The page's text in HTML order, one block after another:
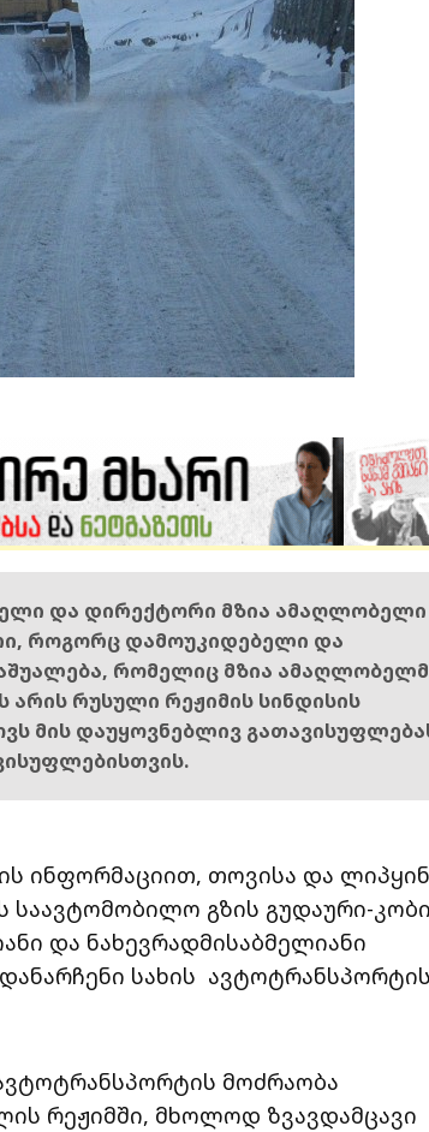
და დირექტორი მზია ამაღლობელი
როგორც დამოუკიდებელი და
რომელიც მზია
არის რუსული რეჟიმის სინდისის
მის დაუყოვნებლივ
ინფორმაციით, თოვისა და
საავტომობილო გზის გუდაური-
და ნახევრადმისაბმელიანი
სახის ავტოტრანსპორტის
მოძრაობა
რეჟიმში, მხოლოდ ზვავდამცავი